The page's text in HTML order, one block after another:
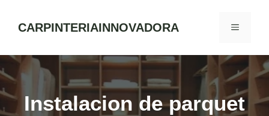
CARPINTERIAINNOVADORA MENU
Instalacion de parquet